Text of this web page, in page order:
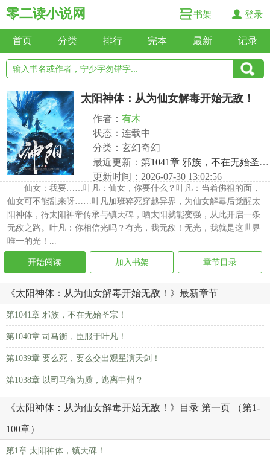
零二读小说网 书架 登录
首页 分类 排行 完本 最新 记录
太阳神体：从为仙女解毒开始无敌！
作者： 有木
状态：连载中
分类：玄幻奇幻
最近更新： 第1041章 邪族，不在无始圣宗！
更新时间：2026-07-30 13:02:56
仙女：我要……叶凡：仙女，你要什么？叶凡：当着佛祖的面，
仙女可不能乱来呀……叶凡加班猝死穿越异界，为仙女解毒后觉醒太
阳神体，得太阳神帝传承与镇天碑，晒太阳就能变强，从此开启一条
无敌之路。叶凡：你相信光吗？有光，我无敌！无光，我就是这世界
唯一的光！...
开始阅读 加入书架 章节目录
《太阳神体：从为仙女解毒开始无敌！》最新章节
第1041章 邪族，不在无始圣宗！
第1040章 司马衡，臣服于叶凡！
第1039章 要么死，要么交出观星演天剑！
第1038章 以司马衡为质，逃离中州？
《太阳神体：从为仙女解毒开始无敌！》目录 第一页 （第1-
100章）
第1章 太阳神体，镇天碑！